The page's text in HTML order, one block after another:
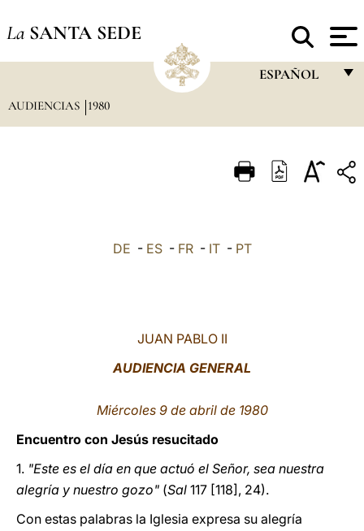
La SANTA SEDE
ESPAÑOL
ITALIANO
AUDIENCIAS 1980
DE - ES- FR- IT- PT
JUAN PABLO II
AUDIENCIA GENERAL
Miércoles 9 de abril de 1980
Encuentro con Jesús resucitado
1. "Este es el día en que actuó el Señor, sea nuestra
alegría y nuestro gozo" (Sal 117 [118], 24).
Con estas palabras la Iglesia expresa su alegría